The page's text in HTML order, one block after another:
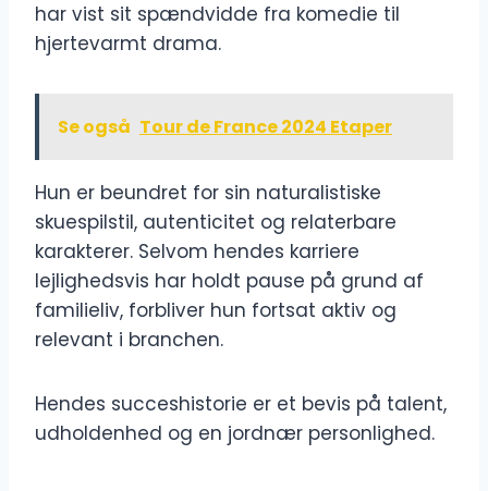
har vist sit spændvidde fra komedie til
hjertevarmt drama.
Se også Tour de France 2024 Etaper
Hun er beundret for sin naturalistiske
skuespilstil, autenticitet og relaterbare
karakterer. Selvom hendes karriere
lejlighedsvis har holdt pause på grund af
familieliv, forbliver hun fortsat aktiv og
relevant i branchen.
Hendes succeshistorie er et bevis på talent,
udholdenhed og en jordnær personlighed.